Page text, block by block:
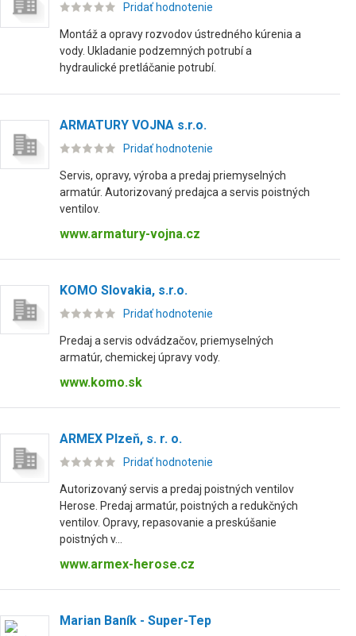
Pridať hodnotenie
Montáž a opravy rozvodov ústredného kúrenia a
vody. Ukladanie podzemných potrubí a
hydraulické pretláčanie potrubí.
ARMATURY VOJNA s.r.o.
Pridať hodnotenie
Servis, opravy, výroba a predaj priemyselných
armatúr. Autorizovaný predajca a servis poistných
ventilov.
www.armatury-vojna.cz
KOMO Slovakia, s.r.o.
Pridať hodnotenie
Predaj a servis odvádzačov, priemyselných
armatúr, chemickej úpravy vody.
www.komo.sk
ARMEX Plzeň, s. r. o.
Pridať hodnotenie
Autorizovaný servis a predaj poistných ventilov
Herose. Predaj armatúr, poistných a redukčných
ventilov. Opravy, repasovanie a preskúšanie
poistných v...
www.armex-herose.cz
Marian Baník - Super-Tep